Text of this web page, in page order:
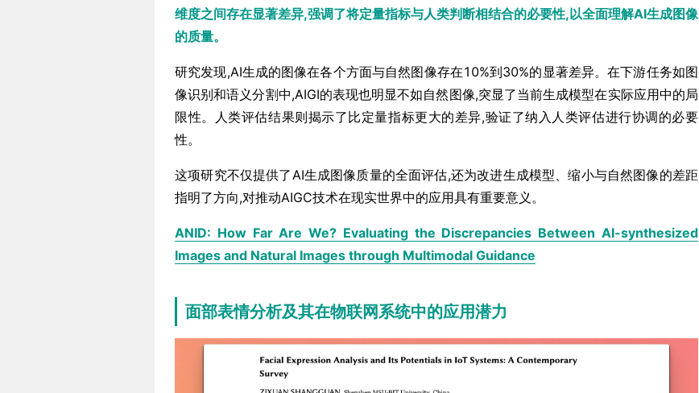
维度之间存在显著差异,强调了将定量指标与人类判断相结合的必要性,以全面理解AI生成图像
的质量。
研究发现,AI生成的图像在各个方面与自然图像存在10%到30%的显著差异。在下游任务如图
像识别和语义分割中,AIGI的表现也明显不如自然图像,突显了当前生成模型在实际应用中的局
限性。人类评估结果则揭示了比定量指标更大的差异,验证了纳入人类评估进行协调的必要
性。
这项研究不仅提供了AI生成图像质量的全面评估,还为改进生成模型、缩小与自然图像的差距
指明了方向,对推动AIGC技术在现实世界中的应用具有重要意义。
ANID: How Far Are We? Evaluating the Discrepancies Between AI-synthesized
Images and Natural Images through Multimodal Guidance
面部表情分析及其在物联网系统中的应用潜力